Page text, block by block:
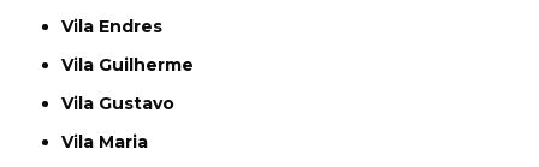
Vila Endres
Vila Guilherme
Vila Gustavo
Vila Maria